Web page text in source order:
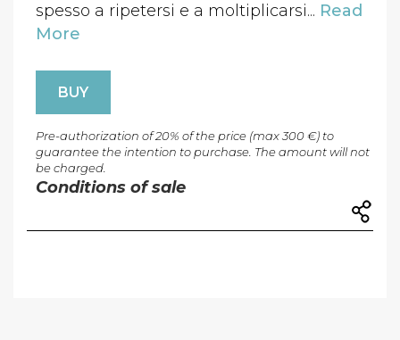
spesso a ripetersi e a moltiplicarsi... Read
More
BUY
Pre-authorization of 20% of the price (max 300 €) to
guarantee the intention to purchase. The amount will not
be charged.
Conditions of sale